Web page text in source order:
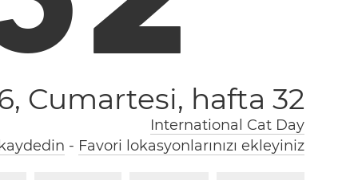
Cumartesi, hafta 32
International Cat Day
- Favori lokasyonlarınızı ekleyiniz